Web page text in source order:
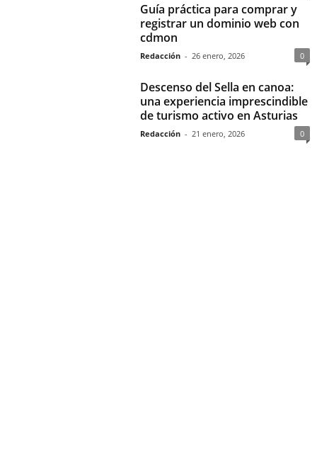
Guía práctica para comprar y
registrar un dominio web con
cdmon
Redacción - 26 enero, 2026 0
Descenso del Sella en canoa:
una experiencia imprescindible
de turismo activo en Asturias
Redacción - 21 enero, 2026 0